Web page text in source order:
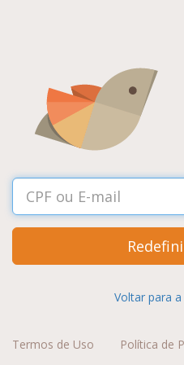
Voltar para
Termos de Uso Política de